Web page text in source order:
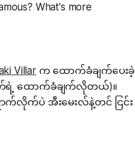
What's more
Villarက ထောက်ခံချက်ပေးခဲ့
ာက်ရဲ့ ထောက်ခံချက်လိုတယ်)။
ာက်လိုက်ပဲ အီးမေးလ်နဲ့တင် ငြင်း